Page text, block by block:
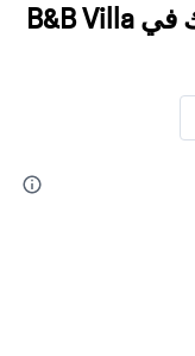
اعثر على نتائج أفضل لإقامتك في B&B Villa